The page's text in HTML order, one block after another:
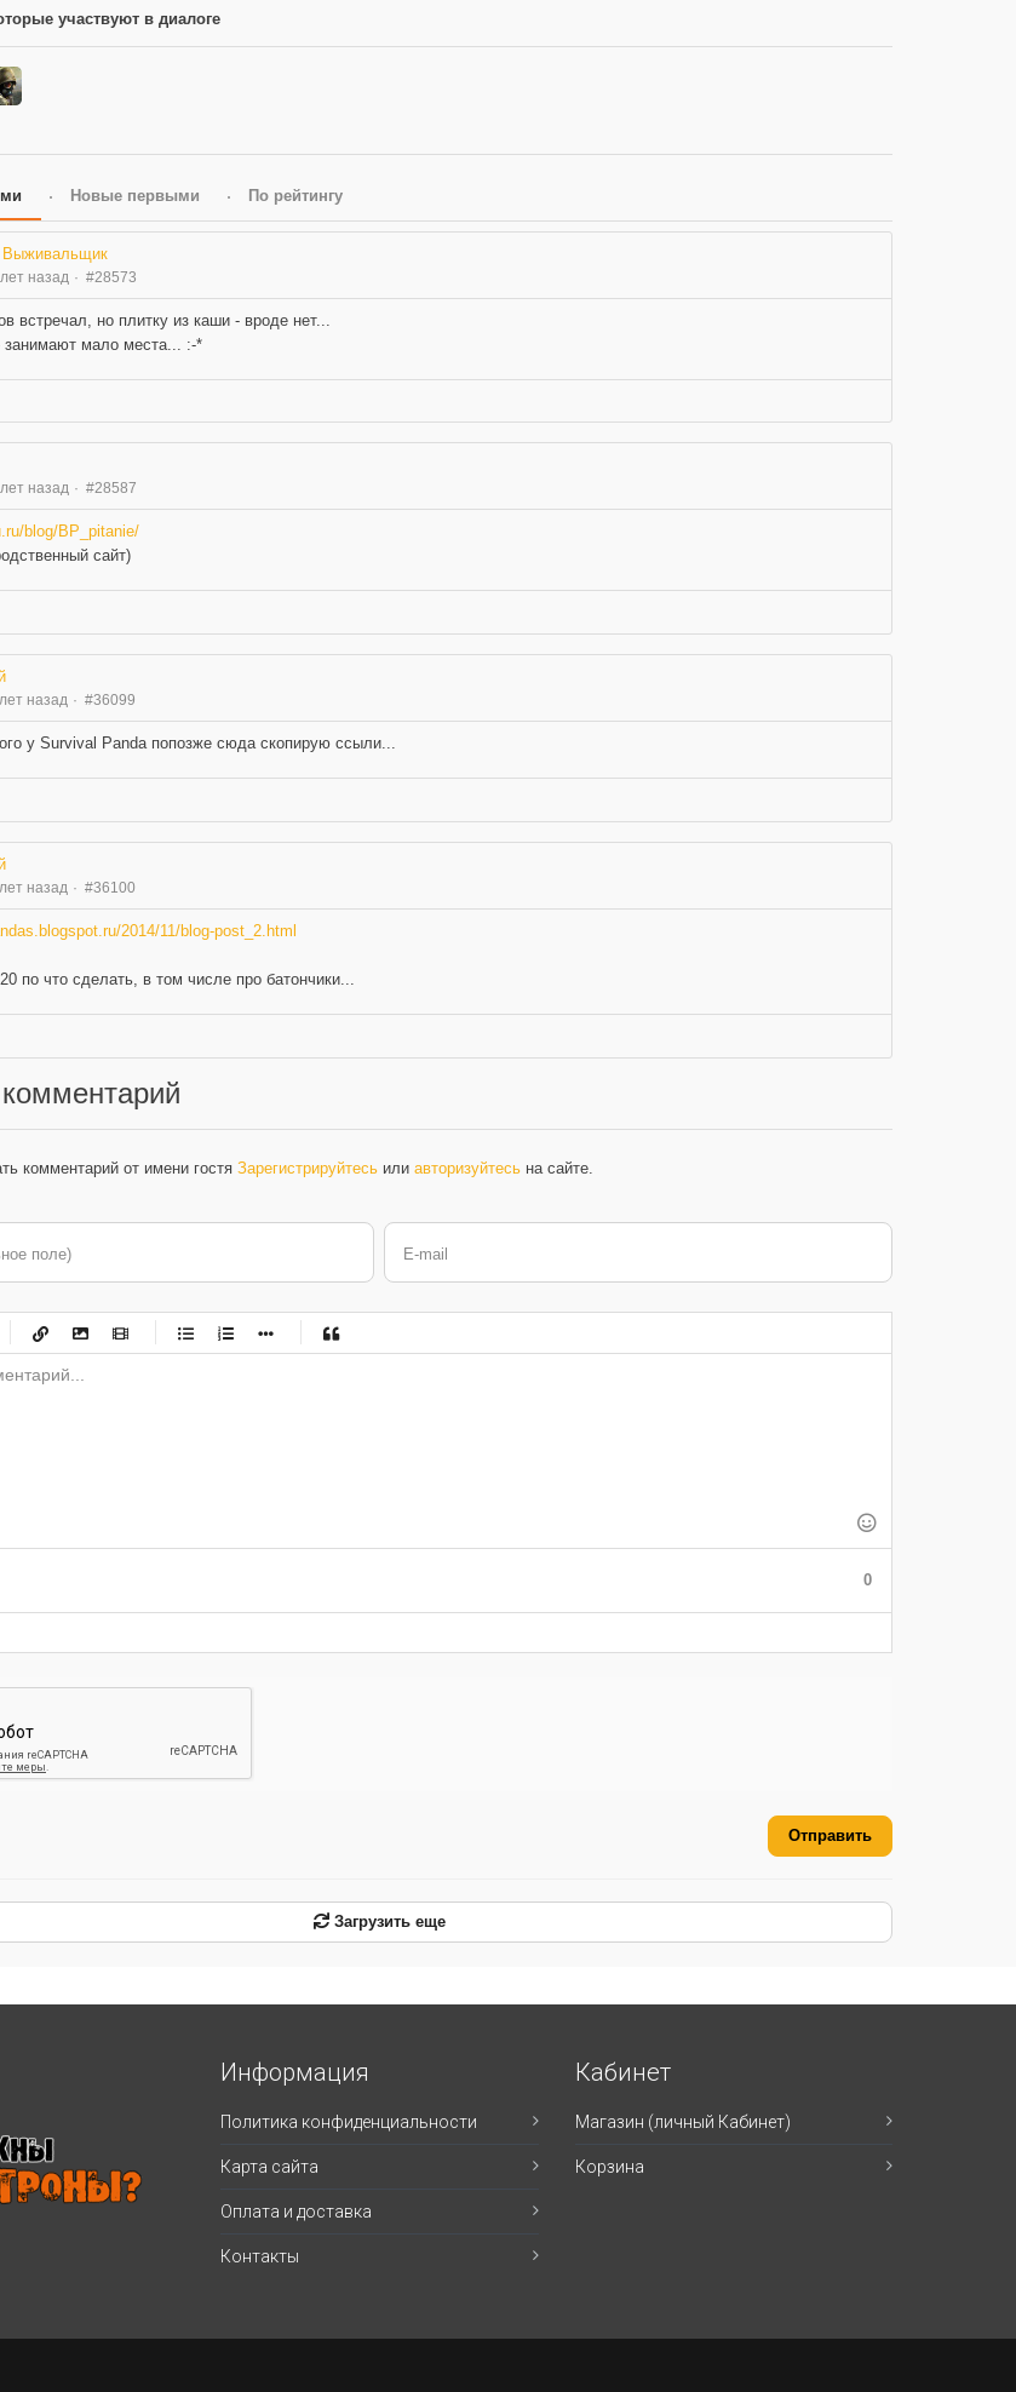
участвуют в диалоге
Новые первыми По рейтингу
Выживальщик
назад #28573
встречал, но плитку из каши - вроде нет...
мало места... :-*
назад #28587
blog/BP_pitanie/
сайт)
назад #36099
у Survival Panda попозже сюда скопирую ссыли...
назад #36100
2014/11/blog-post_2.html
по что сделать, в том числе про батончики...
комментарий от имени гостя Зарегистрируйтесьили авторизуйтесьна сайте.
поле) E-mail
-
-
-
0
Отправить
Загрузить еще
Информация
Политика конфиденциальности
Карта сайта
Оплата и доставка
Контакты
Кабинет
Магазин (личный Кабинет)
Корзина